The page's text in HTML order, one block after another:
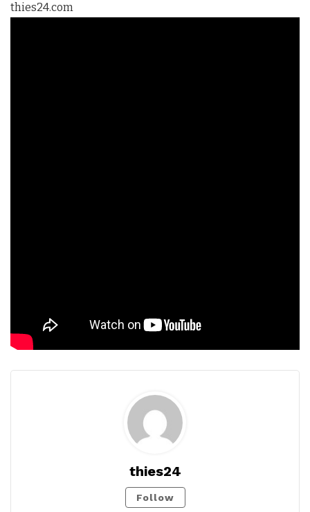
thies24.com
thies24
Follow